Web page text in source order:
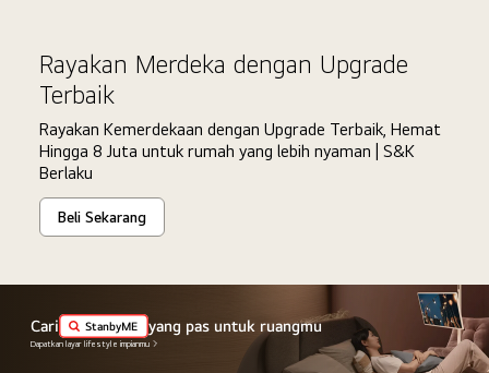
Rayakan Merdeka dengan Upgrade
Terbaik
Rayakan Kemerdekaan dengan Upgrade Terbaik, Hemat
Hingga 8 Juta untuk rumah yang lebih nyaman | S&K
Berlaku
Beli Sekarang
Cari StanbyME yang pas untuk ruangmu
Dapatkan layar lifestyle impianmu